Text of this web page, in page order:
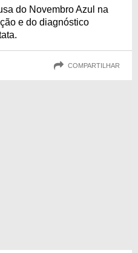
do Novembro Azul na
e do diagnóstico
COMPARTILHAR